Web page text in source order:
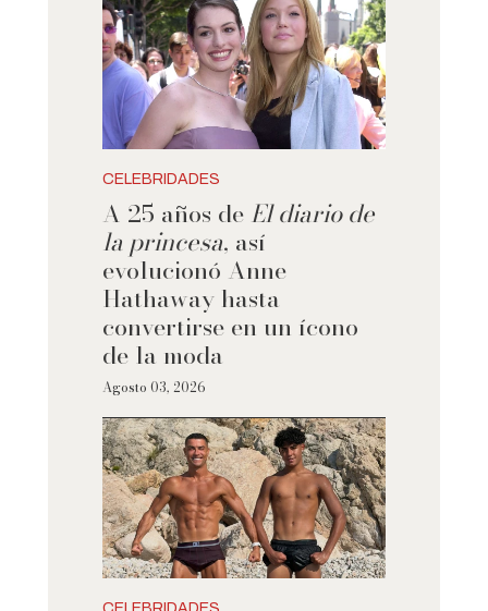
CELEBRIDADES
A 25 años de El diario de
la princesa, así
evolucionó Anne
Hathaway hasta
convertirse en un ícono
de la moda
Agosto 03, 2026